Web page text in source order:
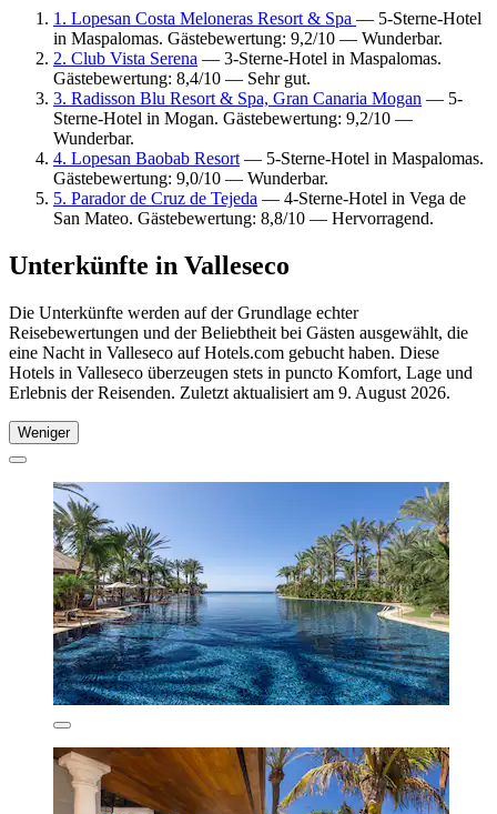
1. Lopesan Costa Meloneras Resort & Spa — 5-Sterne-Hotel
in Maspalomas. Gästebewertung: 9,2/10 — Wunderbar.
2. Club Vista Serena — 3-Sterne-Hotel in Maspalomas.
Gästebewertung: 8,4/10 — Sehr gut.
3. Radisson Blu Resort & Spa, Gran Canaria Mogan — 5-
Sterne-Hotel in Mogan. Gästebewertung: 9,2/10 —
Wunderbar.
4. Lopesan Baobab Resort — 5-Sterne-Hotel in Maspalomas.
Gästebewertung: 9,0/10 — Wunderbar.
5. Parador de Cruz de Tejeda — 4-Sterne-Hotel in Vega de
San Mateo. Gästebewertung: 8,8/10 — Hervorragend.
Unterkünfte in Valleseco
Die Unterkünfte werden auf der Grundlage echter
Reisebewertungen und der Beliebtheit bei Gästen ausgewählt, die
eine Nacht in Valleseco auf Hotels.com gebucht haben. Diese
Hotels in Valleseco überzeugen stets in puncto Komfort, Lage und
Erlebnis der Reisenden. Zuletzt aktualisiert am 9. August 2026.
Weniger